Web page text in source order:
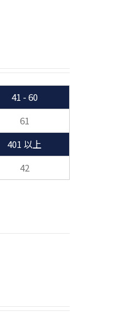
41 - 60
61
401 以上
42